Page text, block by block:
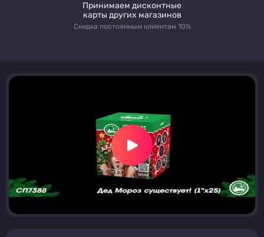
Принимаем дисконтные
карты других магазинов
Скидка постоянным клиентам 10%